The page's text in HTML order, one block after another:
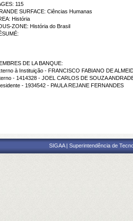
115
SURFACE: Ciências Humanas
História
ZONE: História do Brasil
DE LA BANQUE:
à Instituição - FRANCISCO FABIANO DE
- 1414328 - JOEL CARLOS DE SOUZA
- 1934542 - PAULA REJANE FERNANDES
SIGAA | Superintendência de